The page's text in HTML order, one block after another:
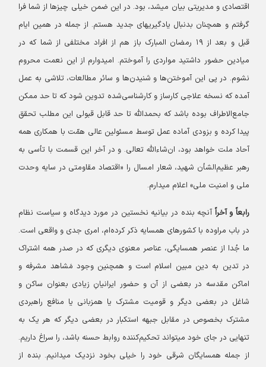
اقتصادی و مدیریتی بیان میشد، بود. در این ضمن خیلی چیزها از شما فرا
گرفتم و همچنان بدنبال یادگیریهای جدید هستم. از جمله در همین ایام
قبل و بعد از ۱۹ رمضان المبارک باز هم از افراد مختلفی از شما که در
میادین حضور داشتید مواردی را آموختم. امیدوارم از این نعمت محروم
نشوم. در پی این آموختن‌ها و شنیدن‌ها و سائر مطالعات، تلاشی به عمل
آمده که نسخه علاجی کارساز و کارشناسی‌شده تدوین شود که تا حد ممکن
جامع‌الاطراف بوده باشد که بحمدالله تا حد قابل قبولی این مطلب تحقق
پیدا کرده و بزودی آماده عمل توسط مسئولین عالی همّت با همکاری همه
آحاد ملت خواهد بود، ان‌شاء‌الله تعالی. و در آخر این قسمت با تأسی به
رهبر عظیم‌الشأن شهید، شعار امسال را «اقتصاد مقاومتی در سایه وحدت
ملی و امنیت ملی» اعلام میدارم.
رابعاً و آخراًآنچه بنده در بیانیه نخستین در مورد دیدگاه و سیاست نظام
در باب مراوده با کشورهای همسایه ذکر کرده‌ام، امری جدی و واقعی است.
ما جُدا از عنصر همسایگی، عناصر معنوی دیگری که در صدر همه اشتراک
در تدین به دین مبین اسلام است و همچنین وجود مَشاهد مشرفه و
اماکن مقدسه در بعضی از آن و حضور ایرانیانِ زیادی بعنوان ساکن و
شاغل در بعضی دیگر و قومیت مشترک یا همزبانی یا منافع راهبردی
مشترک بخصوص در مقابل جبهه استکبار در بعضی دیگر که هر یک به
تنهایی در جای خود میتواند تحکیم‌کننده روابط حسنه باشد، را سراغ داریم.
از جمله همسایگان شرقی خود را خیلی بخود نزدیک میدانیم. بنده از